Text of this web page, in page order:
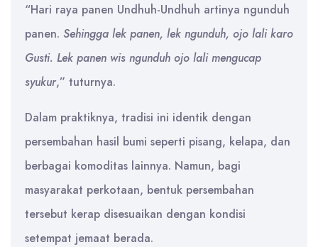
“Hari raya panen Undhuh-Undhuh artinya ngunduh
panen. Sehingga lek panen, lek ngunduh, ojo lali karo
Gusti. Lek panen wis ngunduh ojo lali mengucap
syukur,” tuturnya.
Dalam praktiknya, tradisi ini identik dengan
persembahan hasil bumi seperti pisang, kelapa, dan
berbagai komoditas lainnya. Namun, bagi
masyarakat perkotaan, bentuk persembahan
tersebut kerap disesuaikan dengan kondisi
setempat jemaat berada.